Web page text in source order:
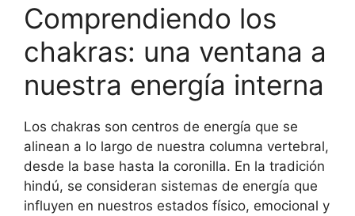
Comprendiendo los
chakras: una ventana a
nuestra energía interna
Los chakras son centros de energía que se
alinean a lo largo de nuestra columna vertebral,
desde la base hasta la coronilla. En la tradición
hindú, se consideran sistemas de energía que
influyen en nuestros estados físico, emocional y